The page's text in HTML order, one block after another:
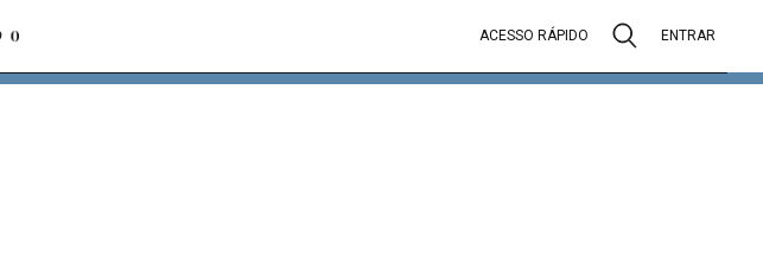
ACESSO RÁPIDO ENTRAR